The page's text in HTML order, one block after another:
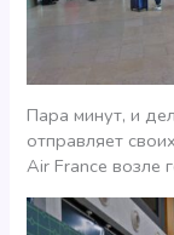
Пара минут, и
отправляет
Air France возле